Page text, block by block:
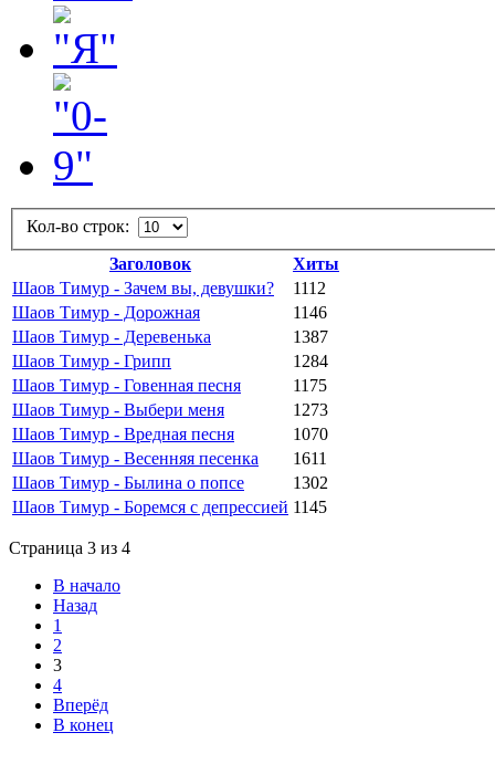
Кол-во строк:
Заголовок
Хиты
Шаов Тимур - Зачем вы, девушки?
1112
Шаов Тимур - Дорожная
1146
Шаов Тимур - Деревенька
1387
Шаов Тимур - Грипп
1284
Шаов Тимур - Говенная песня
1175
Шаов Тимур - Выбери меня
1273
Шаов Тимур - Вредная песня
1070
Шаов Тимур - Весенняя песенка
1611
Шаов Тимур - Былина о попсе
1302
Шаов Тимур - Боремся с депрессией 1145
Страница 3 из 4
В начало
Назад
1
2
3
4
Вперёд
В конец